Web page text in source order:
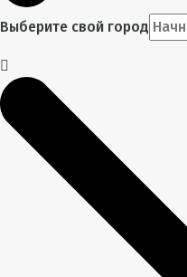
Выберите свой город